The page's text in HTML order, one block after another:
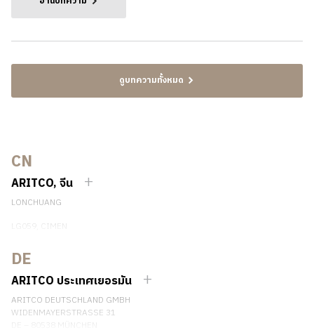
ดูบทความทั้งหมด
CN
ARITCO, จีน
LONCHUANG
LG059, CIMEN
SHANGHAI, CHINA
EMAIL:INFO.CHINA@ARITCO.COM
เบอร์โทรศัพท์: +86 400 6233 121
ติดต่อเรา
DE
ARITCO ประเทศเยอรมัน
ARITCO DEUTSCHLAND GMBH
WIDENMAYERSTRASSE 31